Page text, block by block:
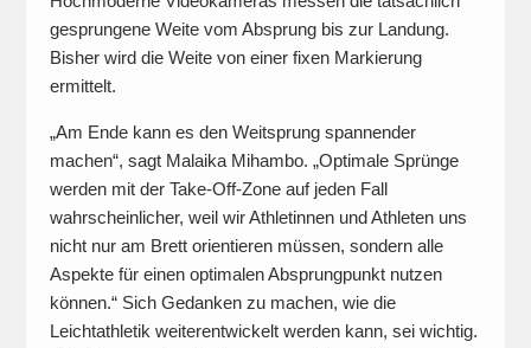
gesprungene Weite vom Absprung bis zur Landung.
Bisher wird die Weite von einer fixen Markierung
ermittelt.
„Am Ende kann es den Weitsprung spannender
machen“, sagt Malaika Mihambo. „Optimale Sprünge
werden mit der Take-Off-Zone auf jeden Fall
wahrscheinlicher, weil wir Athletinnen und Athleten uns
nicht nur am Brett orientieren müssen, sondern alle
Aspekte für einen optimalen Absprungpunkt nutzen
können.“ Sich Gedanken zu machen, wie die
Leichtathletik weiterentwickelt werden kann, sei wichtig.